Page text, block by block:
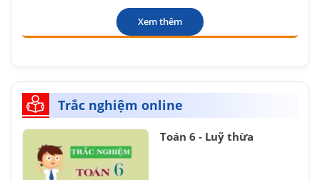
Xem thêm
Trắc nghiệm online
Toán 6 - Luỹ thừa